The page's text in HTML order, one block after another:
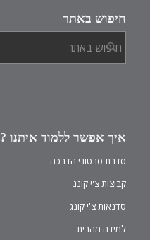
חיפוש באתר
איך אפשר ללמוד איתנו ?
סדרת סרטוני הדרכה
קבוצות צ'י קונג
סדנאות צ'י קונג
למידה מהבית